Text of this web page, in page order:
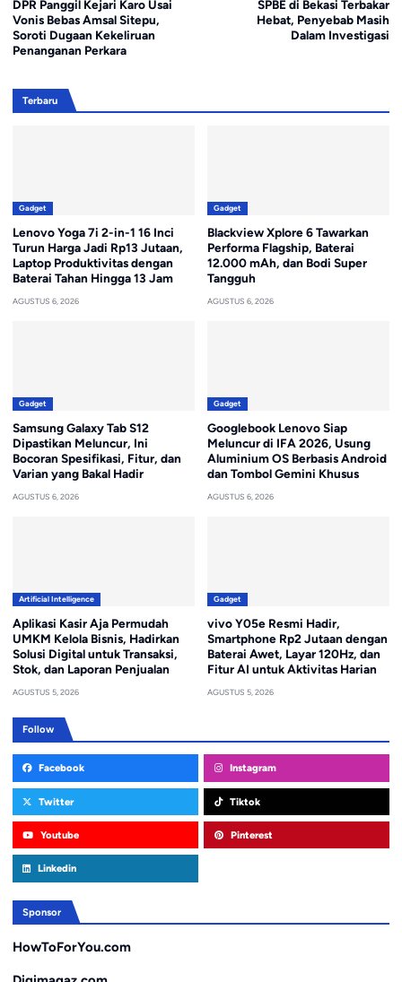
DPR Panggil Kejari Karo Usai
Vonis Bebas Amsal Sitepu,
Soroti Dugaan Kekeliruan
Penanganan Perkara
SPBE di Bekasi Terbakar
Hebat, Penyebab Masih
Dalam Investigasi
Terbaru
Gadget
Lenovo Yoga 7i 2-in-1 16 Inci
Turun Harga Jadi Rp13 Jutaan,
Laptop Produktivitas dengan
Baterai Tahan Hingga 13 Jam
AGUSTUS 6, 2026
Gadget
Blackview Xplore 6 Tawarkan
Performa Flagship, Baterai
12.000 mAh, dan Bodi Super
Tangguh
AGUSTUS 6, 2026
Gadget
Samsung Galaxy Tab S12
Dipastikan Meluncur, Ini
Bocoran Spesifikasi, Fitur, dan
Varian yang Bakal Hadir
AGUSTUS 6, 2026
Gadget
Googlebook Lenovo Siap
Meluncur di IFA 2026, Usung
Aluminium OS Berbasis Android
dan Tombol Gemini Khusus
AGUSTUS 6, 2026
Artificial Intelligence
Aplikasi Kasir Aja Permudah
UMKM Kelola Bisnis, Hadirkan
Solusi Digital untuk Transaksi,
Stok, dan Laporan Penjualan
AGUSTUS 5, 2026
Gadget
vivo Y05e Resmi Hadir,
Smartphone Rp2 Jutaan dengan
Baterai Awet, Layar 120Hz, dan
Fitur AI untuk Aktivitas Harian
AGUSTUS 5, 2026
Follow
Facebook Instagram
Twitter Tiktok
Youtube Pinterest
Linkedin
Sponsor
HowToForYou.com